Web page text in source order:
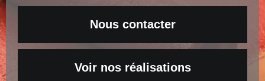
Nous contacter
Voir nos réalisations